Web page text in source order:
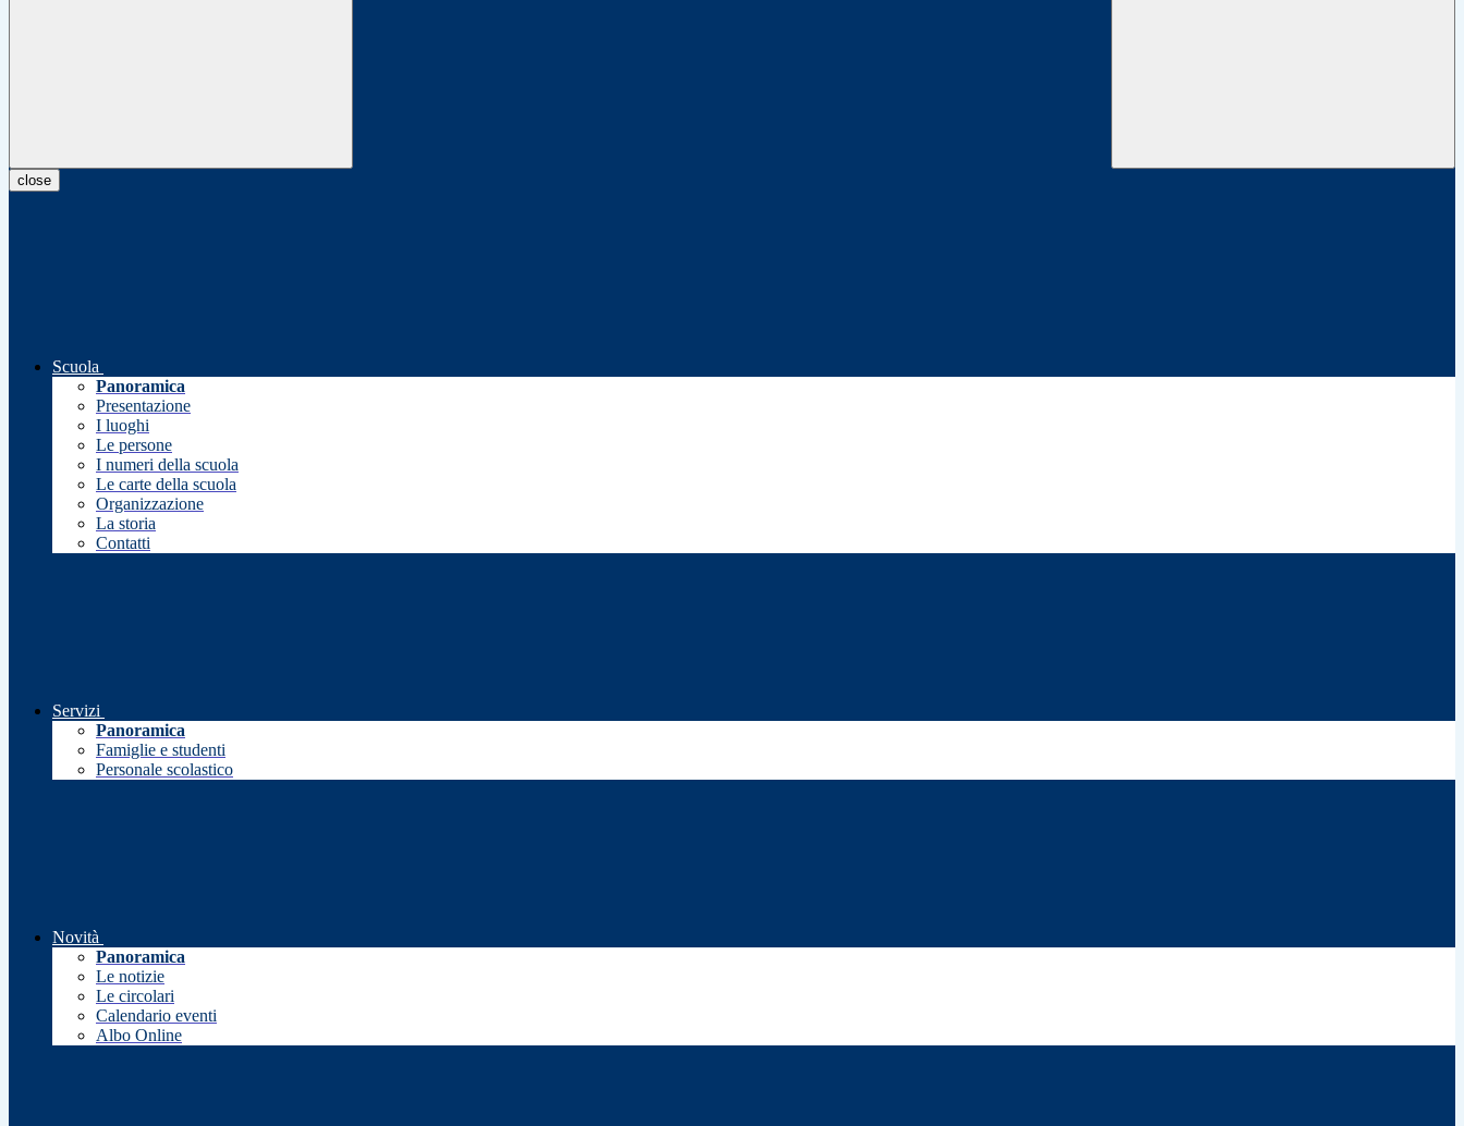
close
Scuola
Panoramica
Presentazione
I luoghi
Le persone
I numeri della scuola
Le carte della scuola
Organizzazione
La storia
Contatti
Servizi
Panoramica
Famiglie e studenti
Personale scolastico
Novità
Panoramica
Le notizie
Le circolari
Calendario eventi
Albo Online